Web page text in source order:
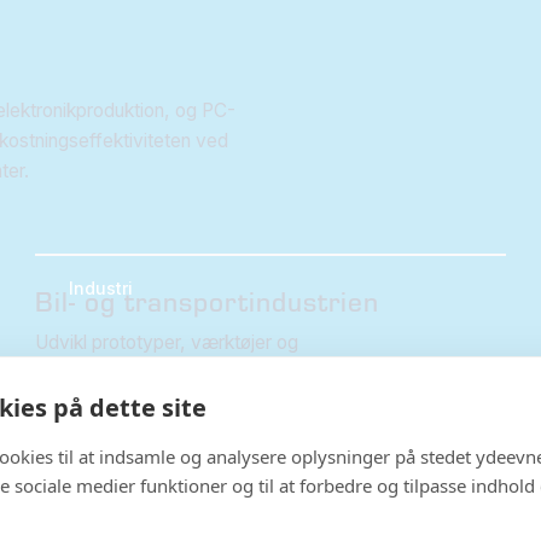
på dette site
til at indsamle og analysere oplysninger på stedet
sociale medier funktioner og til at forbedre og tilpasse indhold
og PC-
ved
Industri
Bil- og transportindustrien
Udvikl prototyper, værktøjer og
leveringstider og forbedre effektiviteten.
Læs mere om 3D-print til bil- og transportindustrien →